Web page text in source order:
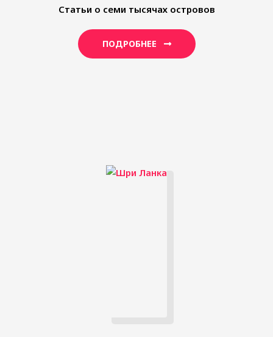
Статьи о семи тысячах островов
ПОДРОБНЕЕ